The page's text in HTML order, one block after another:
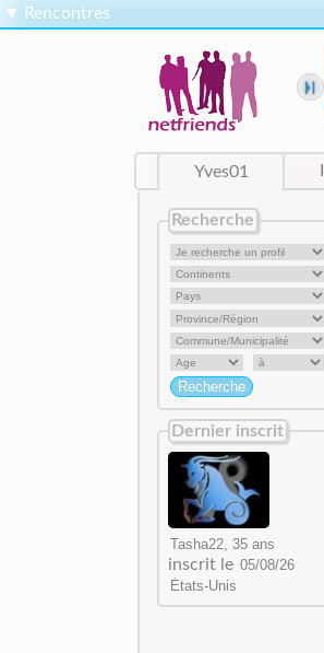
▼ Rencontres
Yves01
Recherche
Dernier inscrit
inscrit le